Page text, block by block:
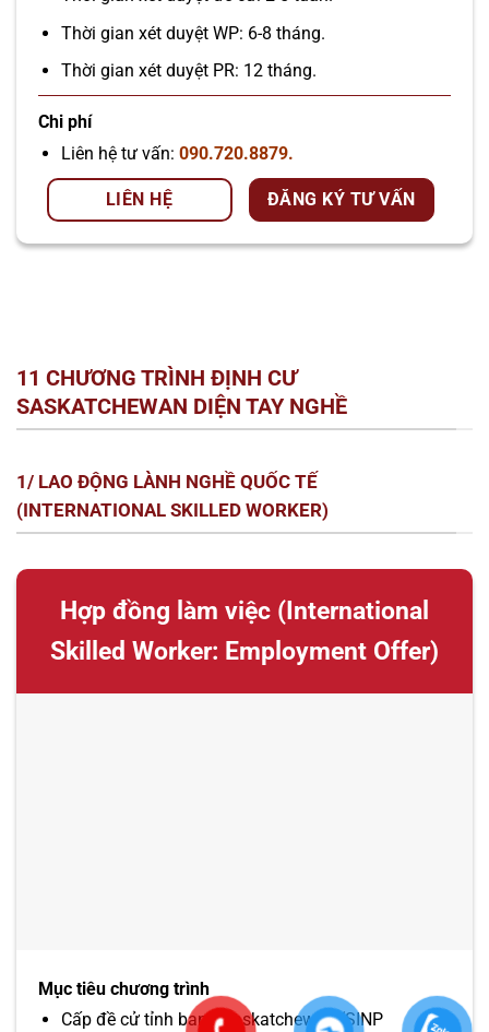
Thời gian xét duyệt WP: 6-8 tháng.
Thời gian xét duyệt PR: 12 tháng.
Chi phí
Liên hệ tư vấn: 090.720.8879.
LIÊN HỆ ĐĂNG KÝ TƯ VẤN
11 CHƯƠNG TRÌNH ĐỊNH CƯ
SASKATCHEWAN DIỆN TAY NGHỀ
1/ LAO ĐỘNG LÀNH NGHỀ QUỐC TẾ
(INTERNATIONAL SKILLED WORKER)
Hợp đồng làm việc (International
Skilled Worker: Employment Offer)
Mục tiêu chương trình
Cấp đề cử tỉnh bang Saskatchewan (SINP